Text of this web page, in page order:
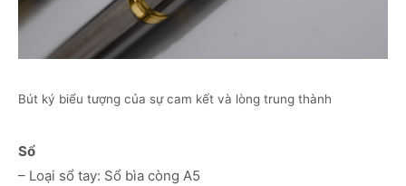
Bút ký biểu tượng của sự cam kết và lòng trung thành
Sổ
– Loại sổ tay: Sổ bìa còng A5